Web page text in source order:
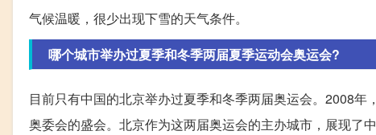
气候温暖，很少出现下雪的天气条件。
哪个城市举办过夏季和冬季两届夏季运动会奥运会?
目前只有中国的北京举办过夏季和冬季两届奥运会。2008
奥委会的盛会。北京作为这两届奥运会的主办城市，展现了